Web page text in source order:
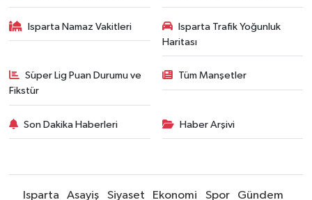
Isparta Namaz Vakitleri
Isparta Trafik Yoğunluk
Haritası
Süper Lig Puan Durumu ve
Fikstür
Tüm Manşetler
Son Dakika Haberleri Haber Arşivi
Isparta Asayiş Siyaset Ekonomi Spor Gündem